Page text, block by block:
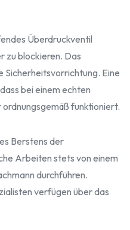
Überdruckventil
zu blockieren. Das
Sicherheitsvorrichtung. Eine
bei einem echten
funktioniert.
Berstens der
Arbeiten stets von einem
durchführen.
verfügen über das